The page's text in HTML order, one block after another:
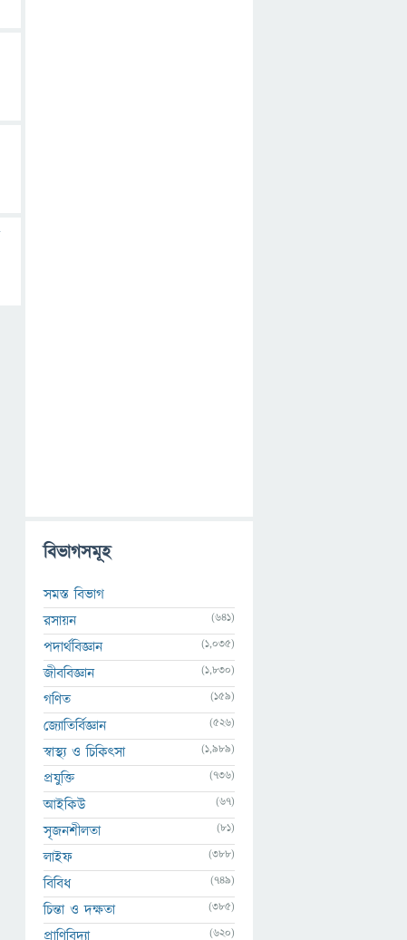
বিভাগসমূহ
সমস্ত বিভাগ
রসায়ন
(641)
পদার্থবিজ্ঞান (1,035)
জীববিজ্ঞান (1,830)
গণিত (159)
জ্যোতির্বিজ্ঞান (526)
স্বাস্থ্য ও চিকিৎসা (1,989)
প্রযুক্তি (736)
আইকিউ (67)
সৃজনশীলতা (81)
লাইফ (388)
বিবিধ (749)
চিন্তা ও দক্ষতা (385)
প্রাণিবিদ্যা (620)